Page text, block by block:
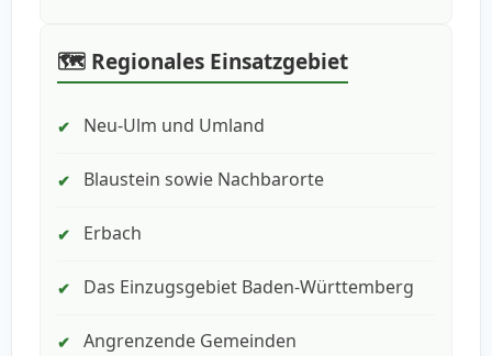
🗺️ Regionales Einsatzgebiet
✔ Neu-Ulm und Umland
✔ Blaustein sowie Nachbarorte
✔ Erbach
✔ Das Einzugsgebiet Baden-Württemberg
✔ Angrenzende Gemeinden